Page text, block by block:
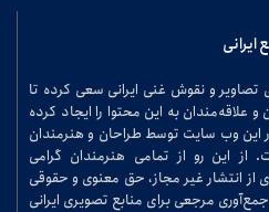
و نقوش غنی ایرانی سعی کرده تا
به این محتوا را ایجاد کرده
این وب سایت توسط طراحان و هنرمندان
از این رو از تمامی هنرمندان گرامی
از انتشار غیر مجاز، حق معنوی و حقوقی
مرجعی برای منابع تصویری ایرانی